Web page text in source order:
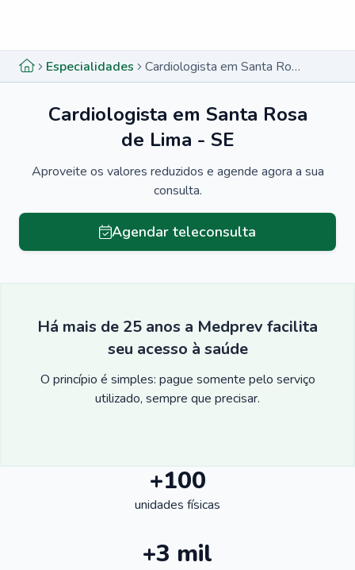
Especialidades Cardiologista em Santa Rosa de Lima - SE
Cardiologista em Santa Rosa
de Lima - SE
Aproveite os valores reduzidos e agende agora a sua
consulta.
Agendar teleconsulta
Há mais de 25 anos a Medprev facilita
seu acesso à saúde
O princípio é simples: pague somente pelo serviço
utilizado, sempre que precisar.
+100
unidades físicas
+3 mil